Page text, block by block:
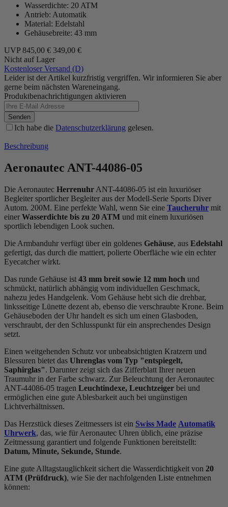
Wasserdichte: 20 ATM
Antrieb: Automatik
Material: Edelstahl
Gehäusebreite: 43 mm
UVP 845,00 € 349,00 €
Nicht auf Lager
Kostenloser Versand (D)
Leider ist der Artikel kurzfristig vergriffen. Wir informieren Sie aber
gerne beim nächsten Wareneingang.
Produktbenachrichtigungen aktivieren
Senden
Ich habe die Datenschutzerklärung gelesen.
Beschreibung
Aeronautec ANT-44086-05
Die Aeronautec Herrenuhr ANT-44086-05 ist ein luxuriöser
Begleiter sportlicher Begleiter aus der Modell-Serie Sports Diver
Autom. 200M. Eine perfekte Wahl, wenn Sie eine Taucheruhr mit
einer Wasserdichte bis zu 20 ATM und mit einem luxuriösen
sportlich lebendigen Look suchen.
Die Armbanduhr verfügt über ein goldenes Gehäuse, aus Edelstahl
gefertigt, das durch die mattiert, polierte Oberfläche wie ein echter
Eyecatcher wirkt.
Das runde Gehäuse ist 43 mm breit sowie 12 mm hoch und
schmückt, natürlich abhängig vom individuellen Geschmack,
nahezu jedes Handgelenk. Vom Gehäuse hebt sich die drehbar,
linksseitige Lünette dezent ab, ebenso die verschraubte Krone. Beim
Gehäuseboden der Uhr handelt es sich um einen Glasboden,
verschraubt, der den Schlusspunkt für ein ansprechendes Design
setzt.
Einen weitgehenden Schutz vor unbeabsichtigten Kratzern und
Blessuren bietet das Uhrenglas vom Typ "entspiegelt,
Saphirglas". Darunter zeigt sich das Zifferblatt Ihrer neuen
Traumuhr in der Farbe schwarz. Zur Beleuchtung der Aeronautec
ANT-44086-05 tragen Leuchtindexe, Leuchtzeiger bei und
ermöglichen eine gute Ablesbarkeit auch bei ungünstigen
Lichtverhältnissen.
Das Herzstück dieses Zeitmessers ist ein Swiss Made Automatik
Uhrwerk, das, wie für Aeronautec Uhren üblich, eine präzise
Zeitmessung garantiert und folgende Funktionen bereitstellt:
Datum, Minute, Sekunde, Stunde.
Eine gute Alltagstauglichkeit sichert die Wasserdichtigkeit von 20
ATM (Prüfdruck), wie Sie der nachfolgenden Liste entnehmen
können: